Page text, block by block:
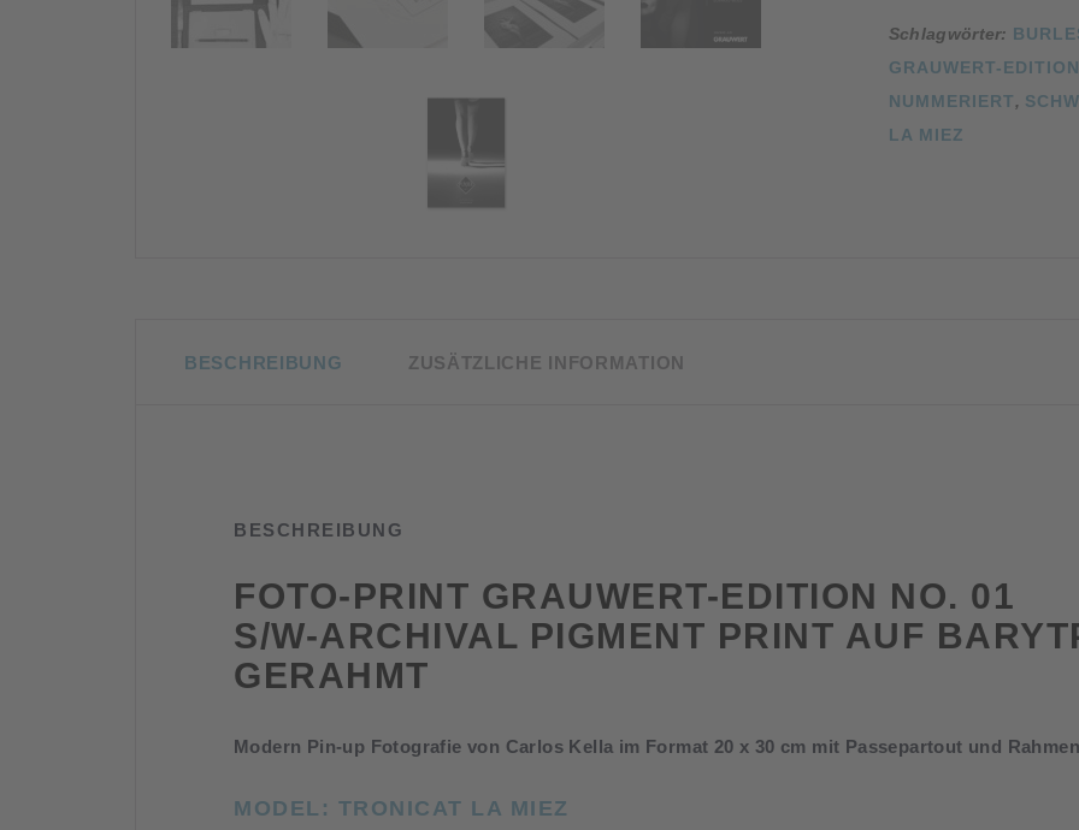
Schlagwörter:
GRAUWERT-EDITION
NUMMERIERT,
LA MIEZ
BESCHREIBUNG ZUSÄTZLICHE INFORMATION
BESCHREIBUNG
FOTO-PRINT GRAUWERT-EDITION NO. 01
S/W-ARCHIVAL PIGMENT PRINT AUF
GERAHMT
Modern Pin-up Fotografie von Carlos Kella im Format 20 x 30 cm mit Passepartout und Rahmen
MODEL: TRONICAT LA MIEZ